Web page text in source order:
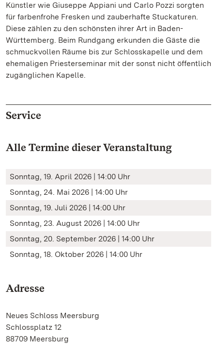
Künstler wie Giuseppe Appiani und Carlo Pozzi sorgten
für farbenfrohe Fresken und zauberhafte Stuckaturen.
Diese zählen zu den schönsten ihrer Art in Baden-
Württemberg. Beim Rundgang erkunden die Gäste die
schmuckvollen Räume bis zur Schlosskapelle und dem
ehemaligen Priesterseminar mit der sonst nicht öffentlich
zugänglichen Kapelle.
Service
Alle Termine dieser Veranstaltung
Sonntag, 19. April 2026 | 14:00 Uhr
Sonntag, 24. Mai 2026 | 14:00 Uhr
Sonntag, 19. Juli 2026 | 14:00 Uhr
Sonntag, 23. August 2026 | 14:00 Uhr
Sonntag, 20. September 2026 | 14:00 Uhr
Sonntag, 18. Oktober 2026 | 14:00 Uhr
Adresse
Neues Schloss Meersburg
Schlossplatz 12
88709 Meersburg